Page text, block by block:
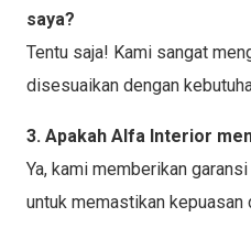
saya?
Tentu saja! Kami sangat
disesuaikan dengan
3. Apakah Alfa Interior
Ya, kami memberikan
untuk memastikan kepuasan